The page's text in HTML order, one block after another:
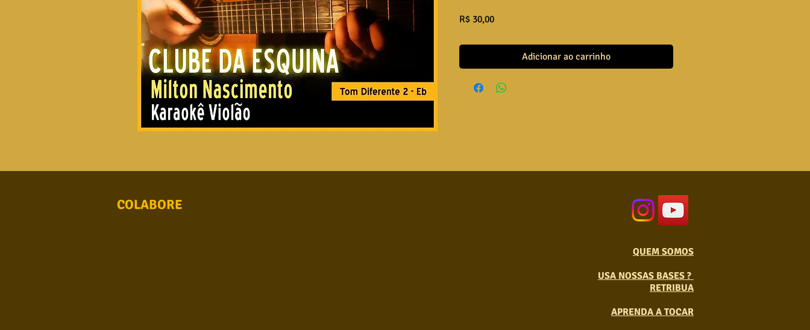
R$ 30,00Preço
Adicionar ao carrinho
COLABORE
QUEM SOMOS
USA NOSSAS BASES ?
RETRIBUA
APRENDA A TOCAR